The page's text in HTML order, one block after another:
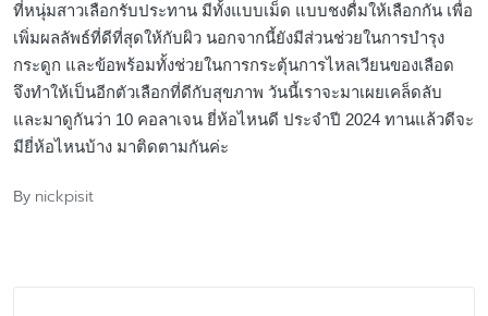
ที่หนุ่มสาวเลือกรับประทาน มีทั้งแบบเม็ด แบบชงดื่มให้เลือกกัน เพื่อ
เพิ่มผลลัพธ์ที่ดีที่สุดให้กับผิว นอกจากนี้ยังมีส่วนช่วยในการบำรุง
กระดูก และข้อพร้อมทั้งช่วยในการกระตุ้นการไหลเวียนของเลือด
จึงทำให้เป็นอีกตัวเลือกที่ดีกับสุขภาพ วันนี้เราจะมาเผยเคล็ดลับ
และมาดูกันว่า 10 คอลาเจน ยี่ห้อไหนดี ประจำปี 2024 ทานแล้วดีจะ
มียี่ห้อไหนบ้าง มาติดตามกันค่ะ
Posted
By nickpisit